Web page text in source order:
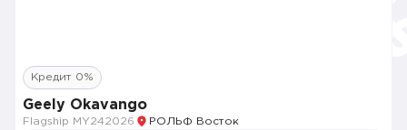
Кредит 0%
Geely Okavango
Flagship MY242026 РОЛЬФ Восток